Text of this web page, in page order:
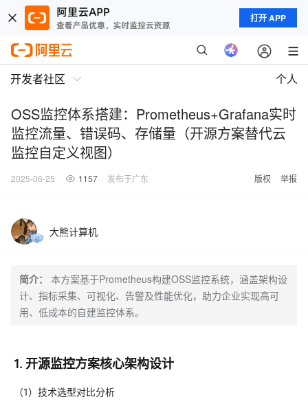
打开 APP
开发者社区 个人
OSS监控体系搭建：Prometheus+Grafana实时
监控流量、错误码、存储量（开源方案替代云
监控自定义视图）
2025-06-25 1157 发布于广东 版权 举报
大熊计算机
简介：
本方案基于Prometheus构建OSS监控系统，涵盖架构设
计、指标采集、可视化、告警及性能优化，助力企业实现高可
用、低成本的自建监控体系。
1. 开源监控方案核心架构设计
（1）技术选型对比分析